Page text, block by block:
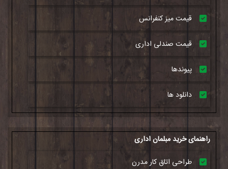
قیمت میز کنفرانس
قیمت صندلی اداری
پیوندها
دانلود ها
راهنمای خرید مبلمان اداری
طراحی اتاق کار مدرن